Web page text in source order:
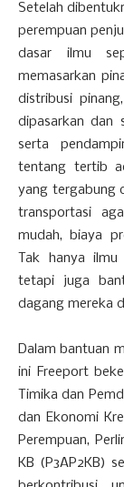
Setelah
perempuan
dasar ilmu
memasarkan
distribusi
dipasarkan dan
serta
tentang tertib
yang tergabung
transportasi
mudah, biaya
Tak hanya
tetapi juga
dagang mereka
Dalam bantuan
ini Freeport
Timika dan
dan Ekonomi
Perempuan,
KB (P3AP2KB)